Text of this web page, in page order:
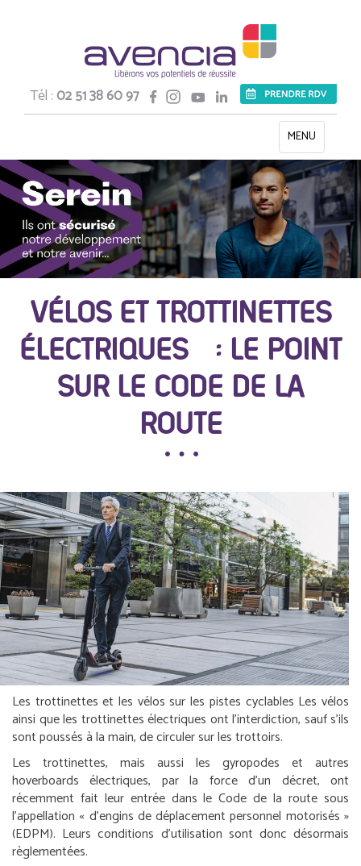
Tél :02 51 38 60 97
Toggle
navigation
MENU
VÉLOS ET TROTTINETTES
ÉLECTRIQUES : LE POINT
SUR LE CODE DE LA
ROUTE
Les trottinettes et les vélos sur les pistes cyclables Les vélos
ainsi que les trottinettes électriques ont l’interdiction, sauf s’ils
sont poussés à la main, de circuler sur les trottoirs.
Les trottinettes, mais aussi les gyropodes et autres
hoverboards électriques, par la force d’un décret, ont
récemment fait leur entrée dans le Code de la route sous
l’appellation « d’engins de déplacement personnel motorisés »
(EDPM). Leurs conditions d’utilisation sont donc désormais
règlementées.